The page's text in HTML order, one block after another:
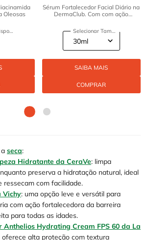
Oleosas
Único tamanho disponível
HIALURÔNICO VICHY
MINERAL 89
Sérum Fortalecedor Facial Diário na
DermaClub. Com com ação
Selecionar Tamanho
SAIBA MAIS
COMPRAR
seca:
Hidratante da CeraVe: limpa
preserva a hidratação natural, ideal
ressecam com facilidade.
Vichy: uma opção leve e versátil para
com ação fortalecedora da barreira
para todas as idades.
Anthelios Hydrating Cream FPS 60 da La
oferece alta proteção com textura